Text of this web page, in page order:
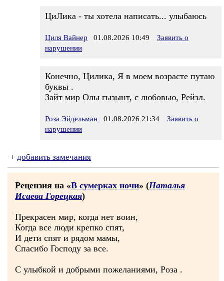
ЦиЛика - ты хотела написать... улыбаюсь
Циля Вайнер 01.08.2026 10:49
Заявить о
нарушении
Конечно, Цилика, Я в моем возрасте путаю
буквы .
Зайт мир Олы гызынт, с любовью, Рейзл.
Роза Эйдельман 01.08.2026 21:34
Заявить о
нарушении
+ добавить замечания
Рецензия на «В сумерках ночи» (Наталья
Исаева Горецкая)
Прекрасен мир, когда нет воин,
Когда все люди крепко спят,
И дети спят и рядом мамы,
Спасибо Господу за все.
С улыбкой и добрыми пожеланиями, Роза .